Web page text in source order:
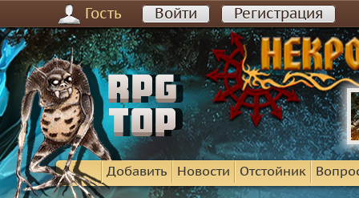
Гость Войти Регистрация
Добавить Новости Отстойник